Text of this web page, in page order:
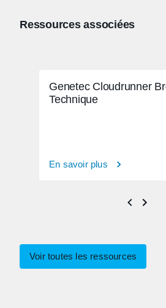
Ressources associées
Genetec Cloudrunner
Technique
En savoir plus
Voir toutes les ressources